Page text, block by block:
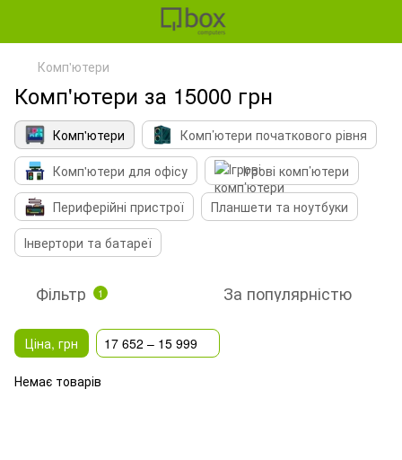
Комп'ютери
Комп'ютери за 15000 грн
Комп'ютери
Комп’ютери початкового рівня
Комп'ютери для офісу
Ігрові комп’ютери
Периферійні пристрої
Планшети та ноутбуки
Інвертори та батареї
Фільтр 1 За популярністю
Ціна, грн 17 652 – 15 999
Немає товарів